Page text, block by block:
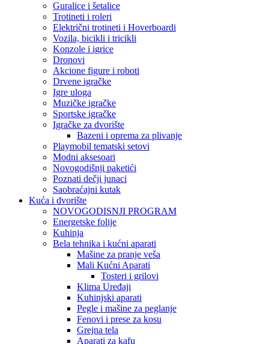
Guralice i šetalice
Trotineti i roleri
Električni trotineti i Hoverboardi
Vozila, bicikli i tricikli
Konzole i igrice
Dronovi
Akcione figure i roboti
Drvene igračke
Igre uloga
Muzičke igračke
Sportske igračke
‎Igračke za dvorište
Bazeni i oprema za plivanje
Playmobil tematski setovi
Modni aksesoari
Novogodišnji paketići
Poznati dečji junaci
Saobraćajni kutak
Kuća i dvorište
NOVOGODISNJI PROGRAM
Energetske folije
Kuhinja
Bela tehnika i kućni aparati
Mašine za pranje veša
Mali Kućni Aparati
Tosteri i grilovi
Klima Uređaji
Kuhinjski aparati
Pegle i mašine za peglanje
Fenovi i prese za kosu
Grejna tela
Aparati za kafu